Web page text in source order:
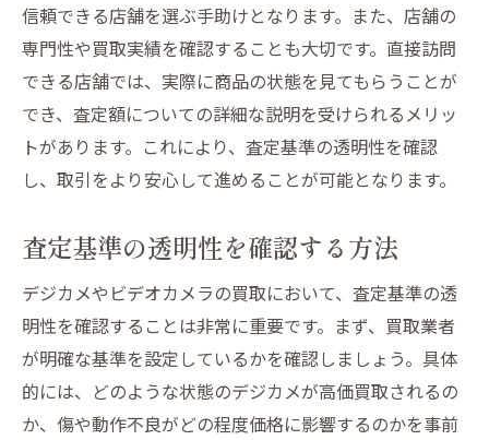
信頼できる店舗を選ぶ手助けとなります。また、店舗の
専門性や買取実績を確認することも大切です。直接訪問
できる店舗では、実際に商品の状態を見てもらうことが
でき、査定額についての詳細な説明を受けられるメリッ
トがあります。これにより、査定基準の透明性を確認
し、取引をより安心して進めることが可能となります。
査定基準の透明性を確認する方法
デジカメやビデオカメラの買取において、査定基準の透
明性を確認することは非常に重要です。まず、買取業者
が明確な基準を設定しているかを確認しましょう。具体
的には、どのような状態のデジカメが高価買取されるの
か、傷や動作不良がどの程度価格に影響するのかを事前